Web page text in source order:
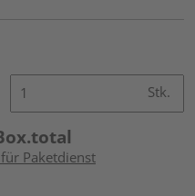
Stk.
Paketdienst